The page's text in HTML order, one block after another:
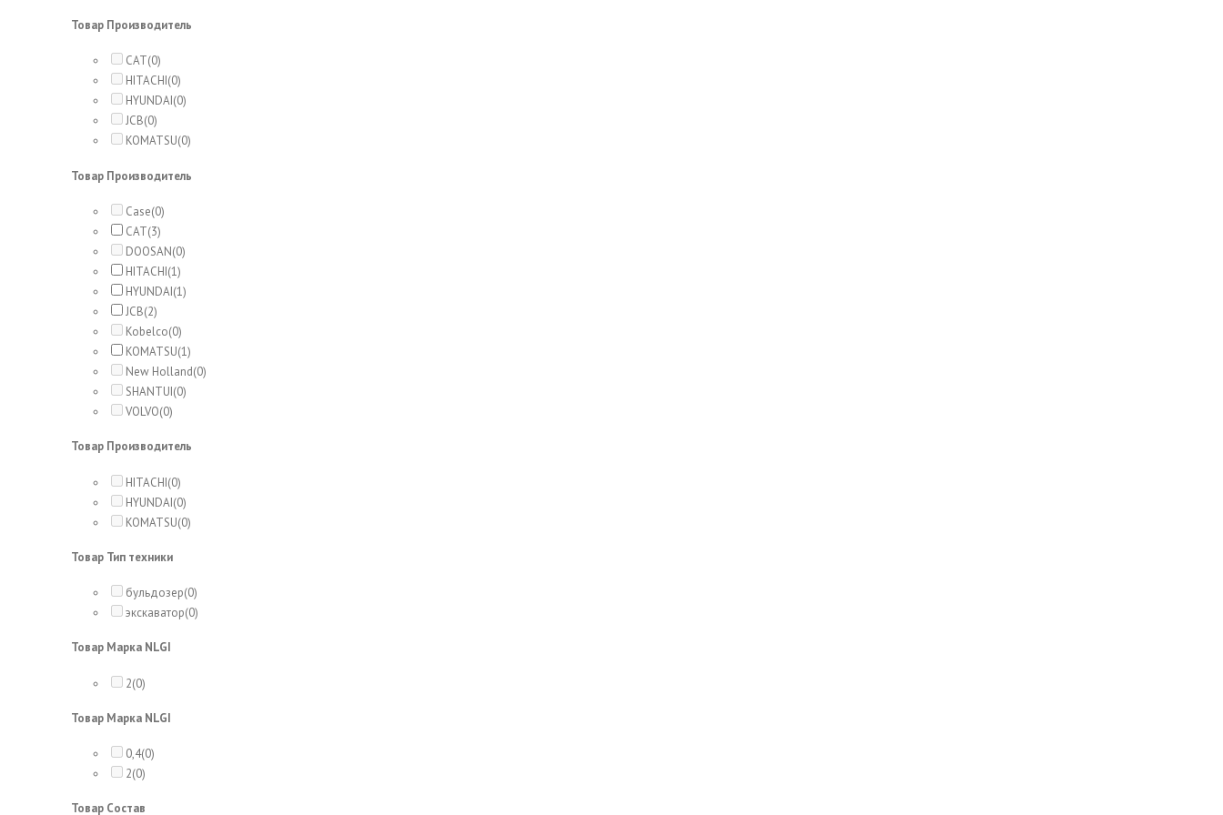
Товар Производитель
CAT(0)
HITACHI(0)
HYUNDAI(0)
JCB(0)
KOMATSU(0)
Товар Производитель
Case(0)
CAT(3)
DOOSAN(0)
HITACHI(1)
HYUNDAI(1)
JCB(2)
Kobelco(0)
KOMATSU(1)
New Holland(0)
SHANTUI(0)
VOLVO(0)
Товар Производитель
HITACHI(0)
HYUNDAI(0)
KOMATSU(0)
Товар Тип техники
бульдозер(0)
экскаватор(0)
Товар Марка NLGI
2(0)
Товар Марка NLGI
0,4(0)
2(0)
Товар Состав